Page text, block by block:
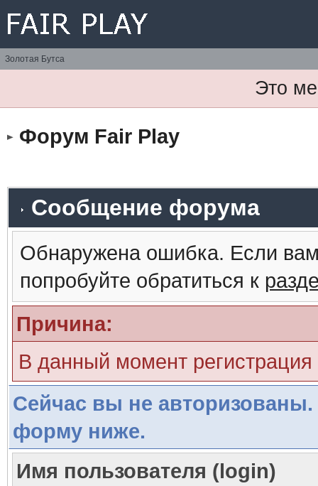
Золотая Бутса
Это
Форум Fair Play
Сообщение форума
Обнаружена ошибка. Если
попробуйте обратиться к
Причина:
В данный момент
Сейчас вы не авторизованы.
форму ниже.
Имя пользователя (login)